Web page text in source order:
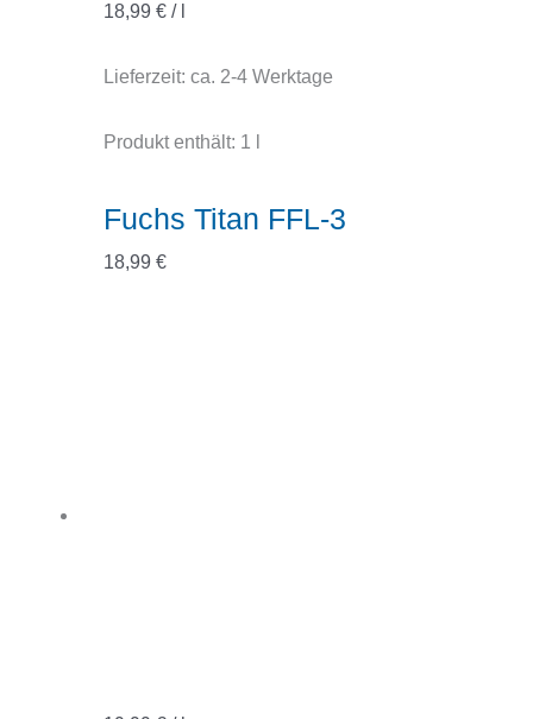
18,99 €/
Lieferzeit: ca. 2-4 Werktage
Produkt enthält: 1
Fuchs Titan FFL-3
18,99 €